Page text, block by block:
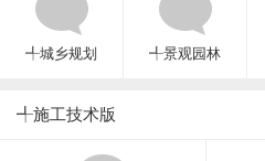
╃城乡规划 ╃景观园林
╃施工技术版